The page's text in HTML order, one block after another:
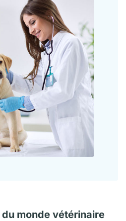
du monde vétérinaire